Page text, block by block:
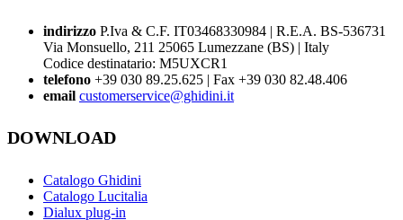
indirizzo P.Iva & C.F. IT03468330984 | R.E.A. BS-536731
Via Monsuello, 211 25065 Lumezzane (BS) | Italy
Codice destinatario: M5UXCR1
telefono +39 030 89.25.625 | Fax +39 030 82.48.406
email customerservice@ghidini.it
DOWNLOAD
Catalogo Ghidini
Catalogo Lucitalia
Dialux plug-in